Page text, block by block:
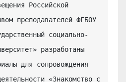
Российской
преподавателей ФГБОУ
социально-
разработаны
для сопровождения
«Знакомство с